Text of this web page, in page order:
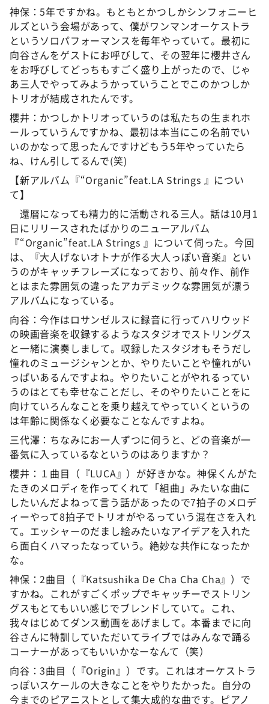
神保：5年ですかね。もともとかつしかシンフォニーヒ
ルズという会場があって、僕がワンマンオーケストラ
というソロパフォーマンスを毎年やっていて。最初に
向谷さんをゲストにお呼びして、その翌年に櫻井さん
をお呼びしてどっちもすごく盛り上がったので、じゃ
あ三人でやってみようかっていうことでこのかつしか
トリオが結成されたんです。
櫻井：かつしかトリオっていうのは私たちの生まれホ
ールっていうんですかね、最初は本当にこの名前でい
いのかなって思ったんですけどもう5年やっていたら
ね、けん引してるんで(笑)
【新アルバム『“Organic”feat.LA Strings 』につい
て】
還暦になっても精力的に活動される三人。話は10月1
日にリリースされたばかりのニューアルバム
『“Organic”feat.LA Strings 』について伺った。今回
は、『大人げないオトナが作る大人っぽい音楽』とい
うのがキャッチフレーズになっており、前々作、前作
とはまた雰囲気の違ったアカデミックな雰囲気が漂う
アルバムになっている。
向谷：今作はロサンゼルスに録音に行ってハリウッド
の映画音楽を収録するようなスタジオでストリングス
と一緒に演奏しまして。収録したスタジオもそうだし
憧れのミュージシャンとか、やりたいことや憧れがい
っぱいあるんですよね。やりたいことがやれるってい
うのはとても幸せなことだし、そのやりたいことをに
向けていろんなことを乗り越えてやっていくというの
は年齢に関係なく必要なことなんですよね。
三代澤：ちなみにお一人ずつに伺うと、どの音楽が一
番気に入っているなというのはありますか？
櫻井：１曲目（『LUCA』）が好きかな。神保くんがた
たきのメロディを作ってくれて「組曲」みたいな曲に
したいんだよねって言う話があったので7拍子のメロデ
ィーやって8拍子でトリオがやるっていう混在さを入れ
て。エッシャーのだまし絵みたいなアイデアを入れた
ら面白くハマったなっていう。絶妙な共作になったか
な。
神保：2曲目（『Katsushika De Cha Cha Cha』）で
すかね。これがすごくポップでキャッチーでストリン
グスもとてもいい感じでブレンドしていて。これ、
我々はじめてダンス動画をあげまして。本番までに向
谷さんに特訓していただいてライブではみんなで踊る
コーナーがあってもいいかなーなんて（笑）
向谷：3曲目（『Origin』）です。これはオーケストラ
っぽいスケールの大きなことをやりたかった。自分の
今までのピアニストとして集大成的な曲です。ピアノ